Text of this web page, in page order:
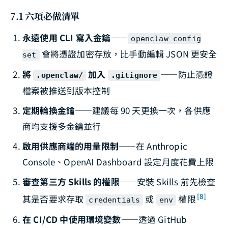
7.1 六項必做清單
永遠使用 CLI 寫入金鑰—— openclaw config
set
會將憑證加密存放，比手動編輯 JSON 更安全
將
.openclaw/ 加入 .gitignore ——防止憑證
檔案被推送到版本控制
定期輪換金鑰——建議每 90 天更換一次，各供應
商均支援多金鑰並行
啟用供應商端的用量限制——在 Anthropic
Console、OpenAI Dashboard 設定月度花費上限
審查第三方 Skills 的權限——安裝 Skills 前先檢查
其是否要求存取
credentials 或 env 權限 [8]
在 CI/CD 中使用環境變數——透過 GitHub